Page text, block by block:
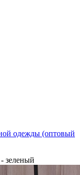
одежды (оптовый
зеленый